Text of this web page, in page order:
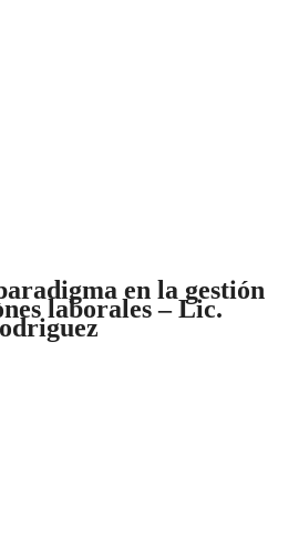
en la gestión
laborales – Lic.